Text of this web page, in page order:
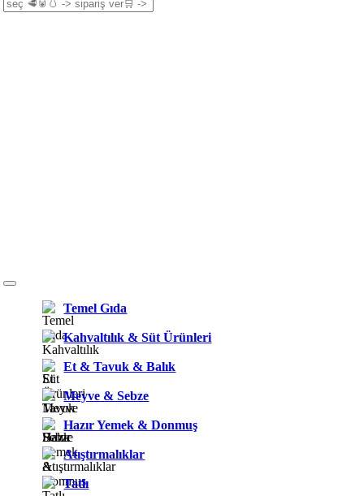
Temel Gıda
Kahvaltılık & Süt Ürünleri
Et & Tavuk & Balık
Meyve & Sebze
Hazır Yemek & Donmuş
Atıştırmalıklar
Tatlı